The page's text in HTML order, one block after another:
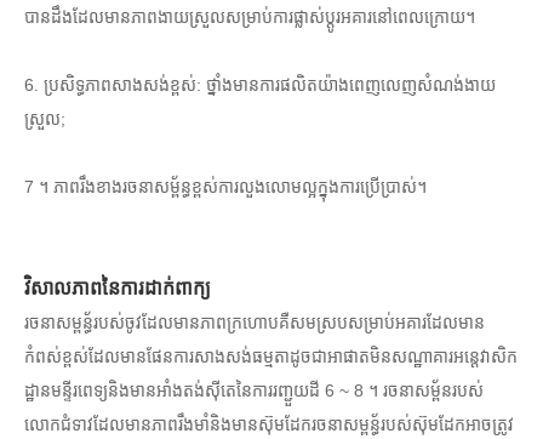
បានដឹងដែលមានភាពងាយស្រួលសម្រាប់ការផ្លាស់ប្តូរអគារនៅពេលក្រោយ។
6. ប្រសិទ្ធភាពសាងសង់ខ្ពស់: ថ្នាំងមានការផលិតយ៉ាងពេញលេញសំណង់ងាយ
ស្រួល;
7 ។ ភាពរឹងខាងរចនាសម្ព័ន្ធខ្ពស់ការលួងលោមល្អក្នុងការប្រើប្រាស់។
វិសាលភាពនៃការដាក់ពាក្យ
រចនាសម្ពន្ធ័របស់ចូវដែលមានភាពក្រហោបគឺសមស្របសម្រាប់អគារដែលមាន
កំពស់ខ្ពស់ដែលមានផែនការសាងសង់ធម្មតាដូចជាអាផាតមិនសណ្ឋាគារអន្តេវាសិក
ដ្ឋានមន្ទីរពេទ្យនិងមានអាំងតង់ស៊ីតេនៃការរញ្ជួយដី 6 ~ 8 ។ រចនាសម្ព័នរបស់
លោកជំទាវដែលមានភាពរឹងមាំនិងមានស៊ុមដែករចនាសម្ពន្ធ័របស់ស៊ុមដែកអាចត្រូវ